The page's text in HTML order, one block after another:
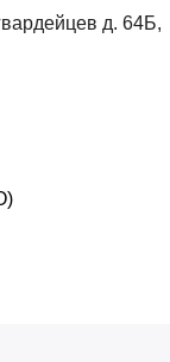
д. 64Б,